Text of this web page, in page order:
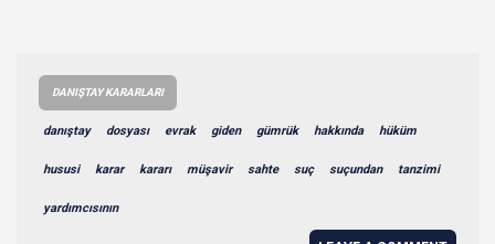
DANIŞTAY KARARLARI
danıştay dosyası evrak giden gümrük hakkında hüküm
hususi karar kararı müşavir sahte suç suçundan tanzimi
yardımcısının